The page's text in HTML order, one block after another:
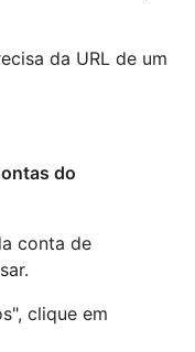
da URL de um
do
conta de
clique em